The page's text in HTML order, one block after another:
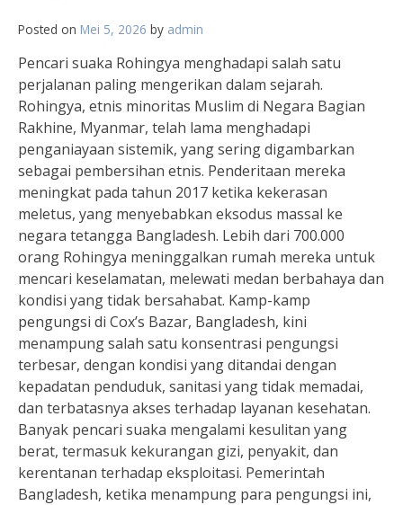
Posted on Mei 5, 2026 by admin
Pencari suaka Rohingya menghadapi salah satu
perjalanan paling mengerikan dalam sejarah.
Rohingya, etnis minoritas Muslim di Negara Bagian
Rakhine, Myanmar, telah lama menghadapi
penganiayaan sistemik, yang sering digambarkan
sebagai pembersihan etnis. Penderitaan mereka
meningkat pada tahun 2017 ketika kekerasan
meletus, yang menyebabkan eksodus massal ke
negara tetangga Bangladesh. Lebih dari 700.000
orang Rohingya meninggalkan rumah mereka untuk
mencari keselamatan, melewati medan berbahaya dan
kondisi yang tidak bersahabat. Kamp-kamp
pengungsi di Cox’s Bazar, Bangladesh, kini
menampung salah satu konsentrasi pengungsi
terbesar, dengan kondisi yang ditandai dengan
kepadatan penduduk, sanitasi yang tidak memadai,
dan terbatasnya akses terhadap layanan kesehatan.
Banyak pencari suaka mengalami kesulitan yang
berat, termasuk kekurangan gizi, penyakit, dan
kerentanan terhadap eksploitasi. Pemerintah
Bangladesh, ketika menampung para pengungsi ini,